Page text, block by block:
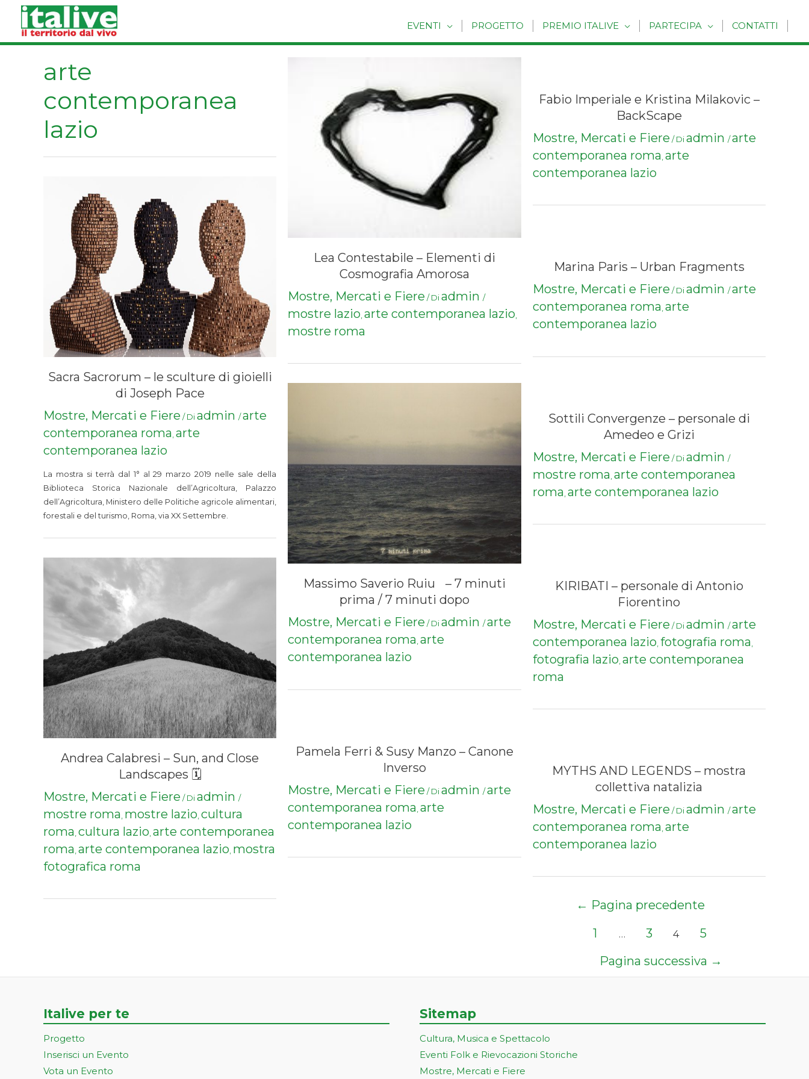
contenuto
EVENTI PROGETTO PREMIO ITALIVE PARTECIPA CONTATTI
arte
contemporanea
lazio
Sacra Sacrorum – le sculture di gioielli
di Joseph Pace
Mostre, Mercati e Fiere / Di admin / arte
contemporanea roma arte
contemporanea lazio
La mostra si terrà dal 1° al 29 marzo 2019 nelle sale della
Biblioteca Storica Nazionale dell’Agricoltura, Palazzo
dell’Agricoltura, Ministero delle Politiche agricole alimentari,
forestali e del turismo, Roma, via XX Settembre.
Andrea Calabresi – Sun, and Close
Landscapes 🗓
Mostre, Mercati e Fiere / Di admin /
mostre roma, mostre lazio, cultura
roma, cultura lazio, arte contemporanea
roma, arte contemporanea lazio, mostra
fotografica roma
Lea Contestabile – Elementi di
Cosmografia Amorosa
Mostre, Mercati e Fiere / Diadmin /
mostre lazio,arte contemporanea lazio,
mostre roma
Massimo Saverio Ruiu – 7 minuti
prima / 7 minuti dopo
Mostre, Mercati e Fiere / Diadmin /arte
contemporanea roma,arte
contemporanea lazio
Pamela Ferri & Susy Manzo – Canone
Inverso
Mostre, Mercati e Fiere / Diadmin /arte
contemporanea roma ,arte
contemporanea lazio
Fabio Imperiale e Kristina Milakovic –
BackScape
Mostre, Mercati e Fiere / Di admin / arte
contemporanea roma, arte
contemporanea lazio
Marina Paris – Urban Fragments
Mostre, Mercati e Fiere / Di admin / arte
contemporanea roma, arte
contemporanea lazio
Sottili Convergenze – personale di
Amedeo e Grizi
Mostre, Mercati e Fiere / Di admin /
mostre roma arte contemporanea
roma arte contemporanea lazio
KIRIBATI – personale di Antonio
Fiorentino
Mostre, Mercati e Fiere / Di admin / arte
contemporanea lazio fotografia roma
fotografia lazio arte contemporanea
roma
MYTHS AND LEGENDS – mostra
collettiva natalizia
Mostre, Mercati e Fiere / Di admin / arte
contemporanea roma, arte
contemporanea lazio
Paginazione
← Pagina precedente
1
… 3 4
5
Pagina successiva →
Italive per te
Progetto
Inserisci un Evento
Vota un Evento
Sitemap
Cultura, Musica e Spettacolo
Eventi Folk e Rievocazioni Storiche
Mostre, Mercati e Fiere